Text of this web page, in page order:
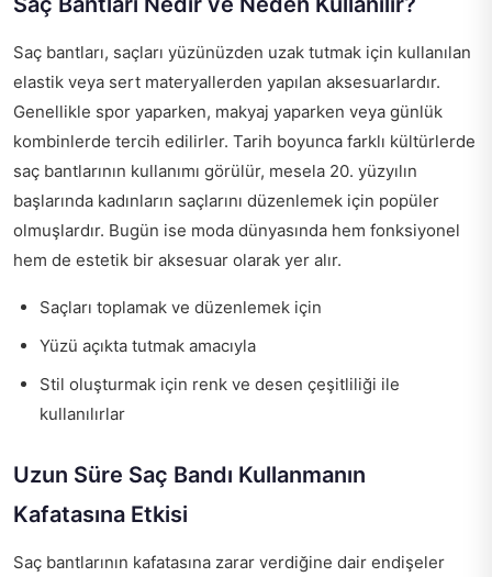
Saç bantları, saçları yüzünüzden uzak tutmak için kullanılan
elastik veya sert materyallerden yapılan aksesuarlardır.
Genellikle spor yaparken, makyaj yaparken veya günlük
kombinlerde tercih edilirler. Tarih boyunca farklı kültürlerde
saç bantlarının kullanımı görülür, mesela 20. yüzyılın
başlarında kadınların saçlarını düzenlemek için popüler
olmuşlardır. Bugün ise moda dünyasında hem fonksiyonel
hem de estetik bir aksesuar olarak yer alır.
Saçları toplamak ve düzenlemek için
Yüzü açıkta tutmak amacıyla
Stil oluşturmak için renk ve desen çeşitliliği ile
kullanılırlar
Uzun Süre Saç Bandı Kullanmanın
Kafatasına Etkisi
Saç bantlarının kafatasına zarar verdiğine dair endişeler